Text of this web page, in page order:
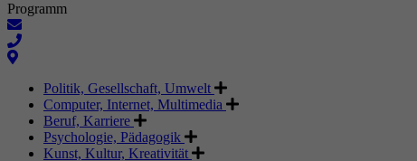
Programm
Politik, Gesellschaft, Umwelt
Computer, Internet, Multimedia
Beruf, Karriere
Psychologie, Pädagogik
Kunst, Kultur, Kreativität